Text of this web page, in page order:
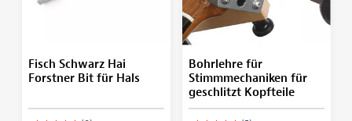
Fisch Schwarz Hai
Forstner Bit für Hals
Bohrlehre für
Stimmmechaniken für
geschlitzt Kopfteile